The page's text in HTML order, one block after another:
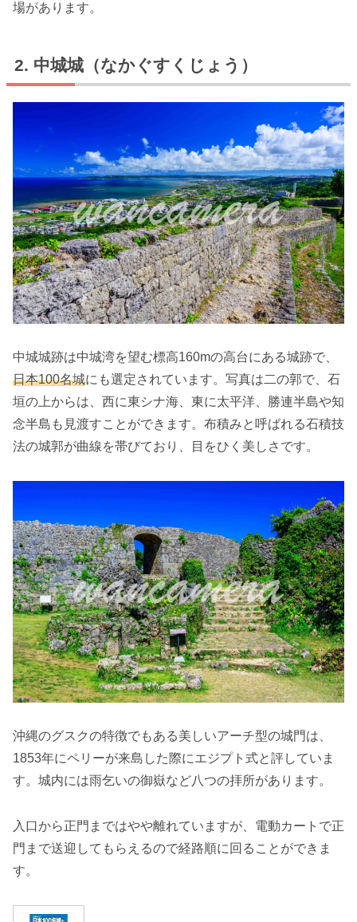
場があります。
中城城（なかぐすくじょう）
中城城跡は中城湾を望む標高160mの高台にある城跡で、
日本100名城にも選定されています。写真は二の郭で、石
垣の上からは、西に東シナ海、東に太平洋、勝連半島や知
念半島も見渡すことができます。布積みと呼ばれる石積技
法の城郭が曲線を帯びており、目をひく美しさです。
沖縄のグスクの特徴でもある美しいアーチ型の城門は、
1853年にペリーが来島した際にエジプト式と評していま
す。城内には雨乞いの御嶽など八つの拝所があります。
入口から正門まではやや離れていますが、電動カートで正
門まで送迎してもらえるので経路順に回ることができま
す。